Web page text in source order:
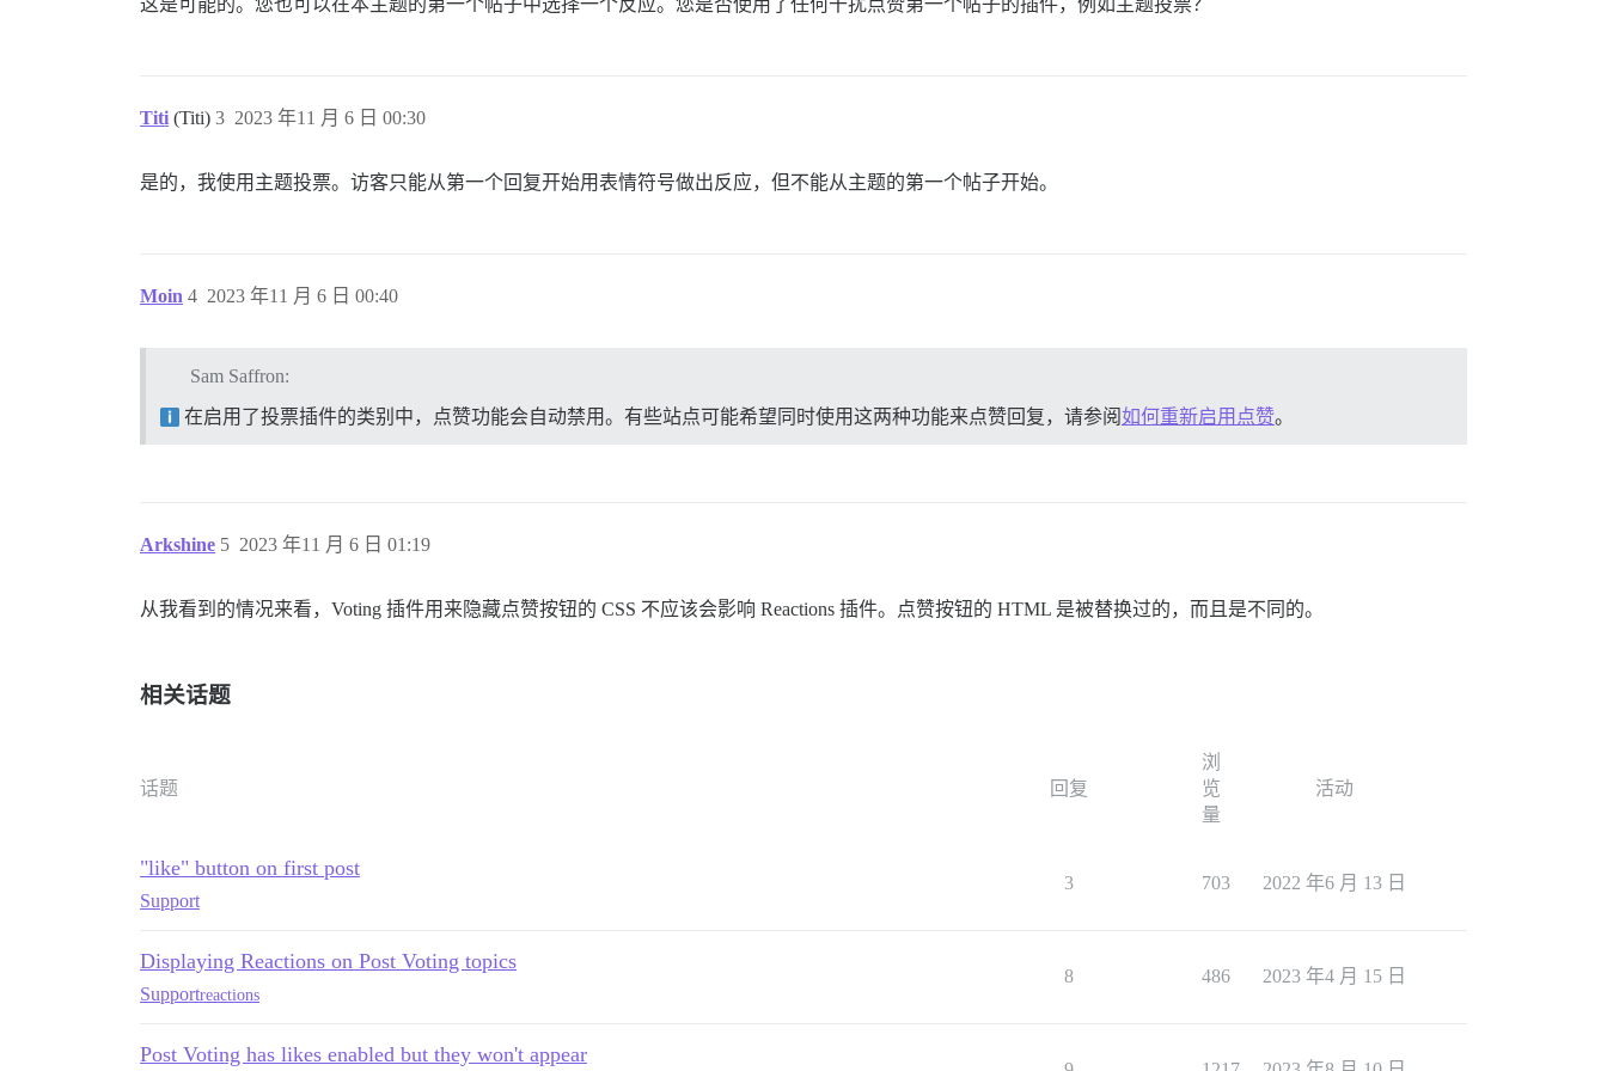
这是可能的。您也可以在本主题的第一个帖子中选择一个反应。您是否使用了任何干扰点赞第一个帖子的插件，例如主题投票？
Titi (Titi) 2023 年11 月 6 日 00:30
3
是的，我使用主题投票。访客只能从第一个回复开始用表情符号做出反应，但不能从主题的第一个帖子开始。
Moin 2023 年11 月 6 日 00:40
4
Sam Saffron:
在启用了投票插件的类别中，点赞功能会自动禁用。有些站点可能希望同时使用这两种功能来点赞回复，请参阅如何重新启用点赞。
Arkshine 2023 年11 月 6 日 01:19
5
从我看到的情况来看，Voting 插件用来隐藏点赞按钮的 CSS 不应该会影响 Reactions 插件。点赞按钮的 HTML 是被替换过的，而且是不同的。
相关话题
话题 回复
浏
览
量
活动
"like" button on first post
Support
3 703 2022 年6 月 13 日
Displaying Reactions on Post Voting topics
Supportreactions
8 486 2023 年4 月 15 日
Post Voting has likes enabled but they won't appear